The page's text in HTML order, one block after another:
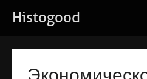
Histogood